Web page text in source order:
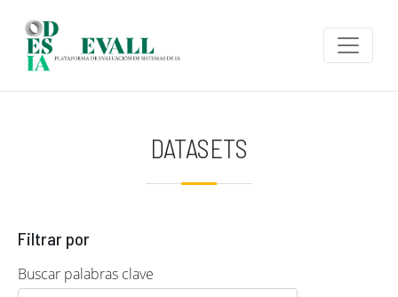
DATASETS
Filtrar por
Buscar palabras clave